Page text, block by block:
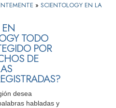
» SCIENTOLOGY EN LA
TODO
POR
DE
desea
habladas y